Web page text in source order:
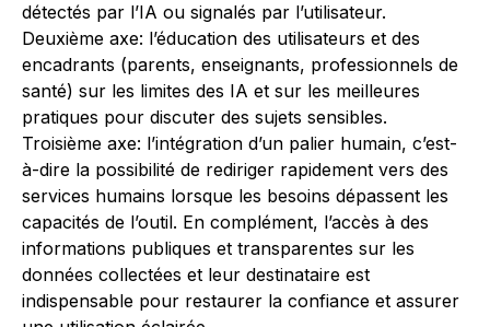
détectés par l’IA ou signalés par l’utilisateur.
Deuxième axe: l’éducation des utilisateurs et des
encadrants (parents, enseignants, professionnels de
santé) sur les limites des IA et sur les meilleures
pratiques pour discuter des sujets sensibles.
Troisième axe: l’intégration d’un palier humain, c’est-
à-dire la possibilité de rediriger rapidement vers des
services humains lorsque les besoins dépassent les
capacités de l’outil. En complément, l’accès à des
informations publiques et transparentes sur les
données collectées et leur destinataire est
indispensable pour restaurer la confiance et assurer